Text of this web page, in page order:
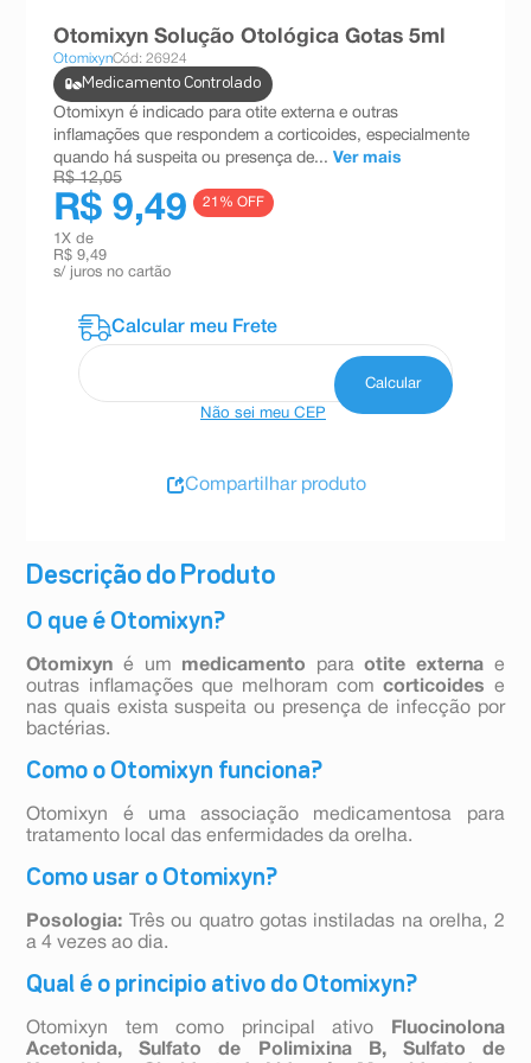
Descrição do Produto
O que é Otomixyn?
Otomixyn é um medicamento paraotite externa e
outras inflamações que melhoram comcorticoides
e
nas quais exista suspeita ou presença de infecção por
bactérias.
Como o Otomixyn funciona?
Otomixyn é uma associação medicamentosa para
tratamento local das enfermidades da orelha.
Como usar o Otomixyn?
Posologia: Três ou quatro gotas instiladas na orelha, 2
a 4 vezes ao dia.
Qual é o principio ativo do Otomixyn?
Otomixyn tem como principal ativo
Fluocinolona
Acetonida, Sulfato de Polimixina B, Sulfato de
Otomixyn Solução Otológica Gotas 5ml
OtomixynCód: 26924
Medicamento Controlado
Otomixyn é indicado para otite externa e outras
inflamações que respondem a corticoides, especialmente
quando há suspeita ou presença de... Ver mais
R$ 12,05
R$ 9,49 21 % OFF
1 X de
R$ 9,49
s/ juros no cartão
Não sei meu CEP
Compartilhar produto
teste gravidez
esmalte
10ºabsorvente